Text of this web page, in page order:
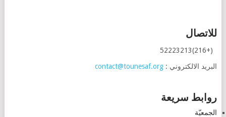
للاتصال
(+216)52223213
البريد الالكتروني : contact@tounesaf.org
روابط سريعة
الجمعيّة